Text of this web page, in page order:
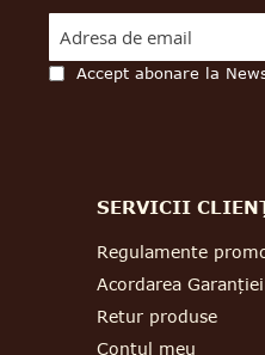
Accept abonare la
SERVICII
Regulamente
Acordarea Garanției
Retur produse
Contul meu